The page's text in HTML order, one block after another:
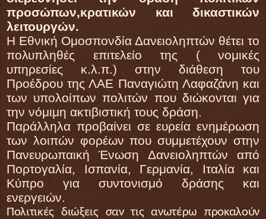
προσώπων,κρατικών και δικαστικών
λειτουργών.
Η Εθνική Ομοσπονδία Δανειοληπτών θέτει το
πολυπληθές επιτελείο της ( νομικές
υπηρεσίες κ.λ.π.) στην διάθεση του
Προέδρου της ΛΑΕ Παναγιώτη Λαφαζάνη και
των υπολοίπων πολιτών που διώκονται για
την νόμιμη ακτιβιστική τους δράση.
Παράλληλα προβαίνει σε ευρεία ενημέρωση
των λοιπών φορέων που συμμετέχουν στην
Πανευρωπαική Ένωση Δανειοληπτών από
Πορτογαλία, Ισπανία, Γερμανία, Ιταλία και
Κύπρο για συντονισμό δράσης και
ενεργειών.
Πολιτικές διώξεις σαν τις ανωτέρω προκαλούν